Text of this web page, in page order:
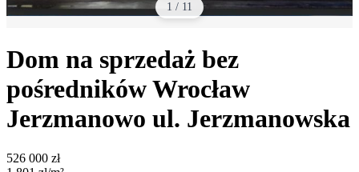
1 / 11
Dom na sprzedaż bez
pośrednikówWrocław
Jerzmanowo ul. Jerzmanowska
526 000 zł